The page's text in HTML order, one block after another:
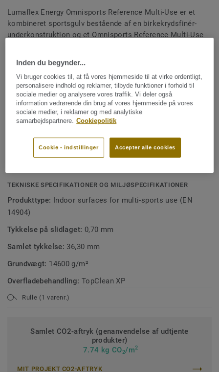
Lumaflex Energy Omnisports Reference Multi-Use er et
kombineret sportsgulv bestående af en birkekrydsfinér-
underkonstruktion og et Omnisports Reference Multi-Use
og høj ydeevne ved multisportsbrug på universiteter og
professionelle sportsfaciliteter. Det er behandlet med
vores varemærkebeskyttede Top Clean XP
overfladebeskyttelse for ekstra holdbarhed og
omkostningseffektiv vedligeholdelse.
EGENSKABER
Bedste ydeevne (C4-kompatibel, EN 14904)
Optimal komfort og beskyttelse for atleter
Ideel til håndbold og volleyball
2-lock-låsesystem for ekstra modstandsevne
Omkostningseffektiv vedligeholdelse
TEKNISKE SPECIFIKATIONER OG MILJØSPECIFIKATIONER
Produkttype: Indoor surfaces for multi-sports use (EN
14904)
Tykkelse på slidlaget: 0,70 mm
Samlet tykkelse: 36,30 mm
Grundvægt: 14600 g/m²
Overfladebehandling: TopClean XP
Rulle (1 varenr.)
Samlet CO2-aftryk (genanvendelse af udtjente
produkter)
7.74 kg CO2/m2
MIT PROJEKT CO2-AFTRYK
Inden du begynder...
Vi bruger cookies til, at få vores hjemmeside til at virke ordentligt,
personalisere indhold og reklamer, tilbyde funktioner i forhold til
sociale medier og analysere vores traffik. Vi deler også
information vedrørende din brug af vores hjemmeside på vores
sociale medier, i reklamer og med analytiske
samarbejdspartnere. Cookiepolitik
Accepter alle cookies
Cookie - indstillinger